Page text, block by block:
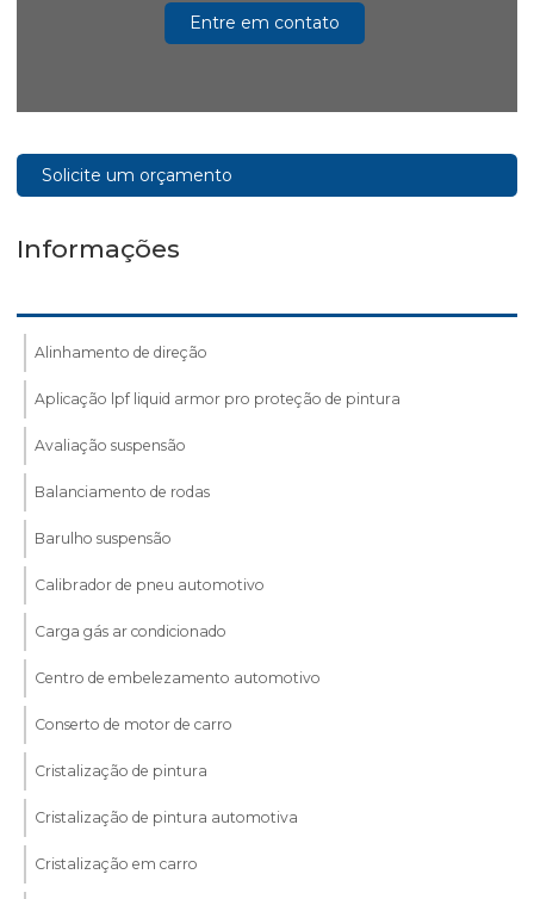
Entre em contato
Solicite um orçamento
Informações
Alinhamento de direção
Aplicação lpf liquid armor pro proteção de pintura
Avaliação suspensão
Balanciamento de rodas
Barulho suspensão
Calibrador de pneu automotivo
Carga gás ar condicionado
Centro de embelezamento automotivo
Conserto de motor de carro
Cristalização de pintura
Cristalização de pintura automotiva
Cristalização em carro